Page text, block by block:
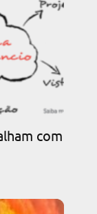
com